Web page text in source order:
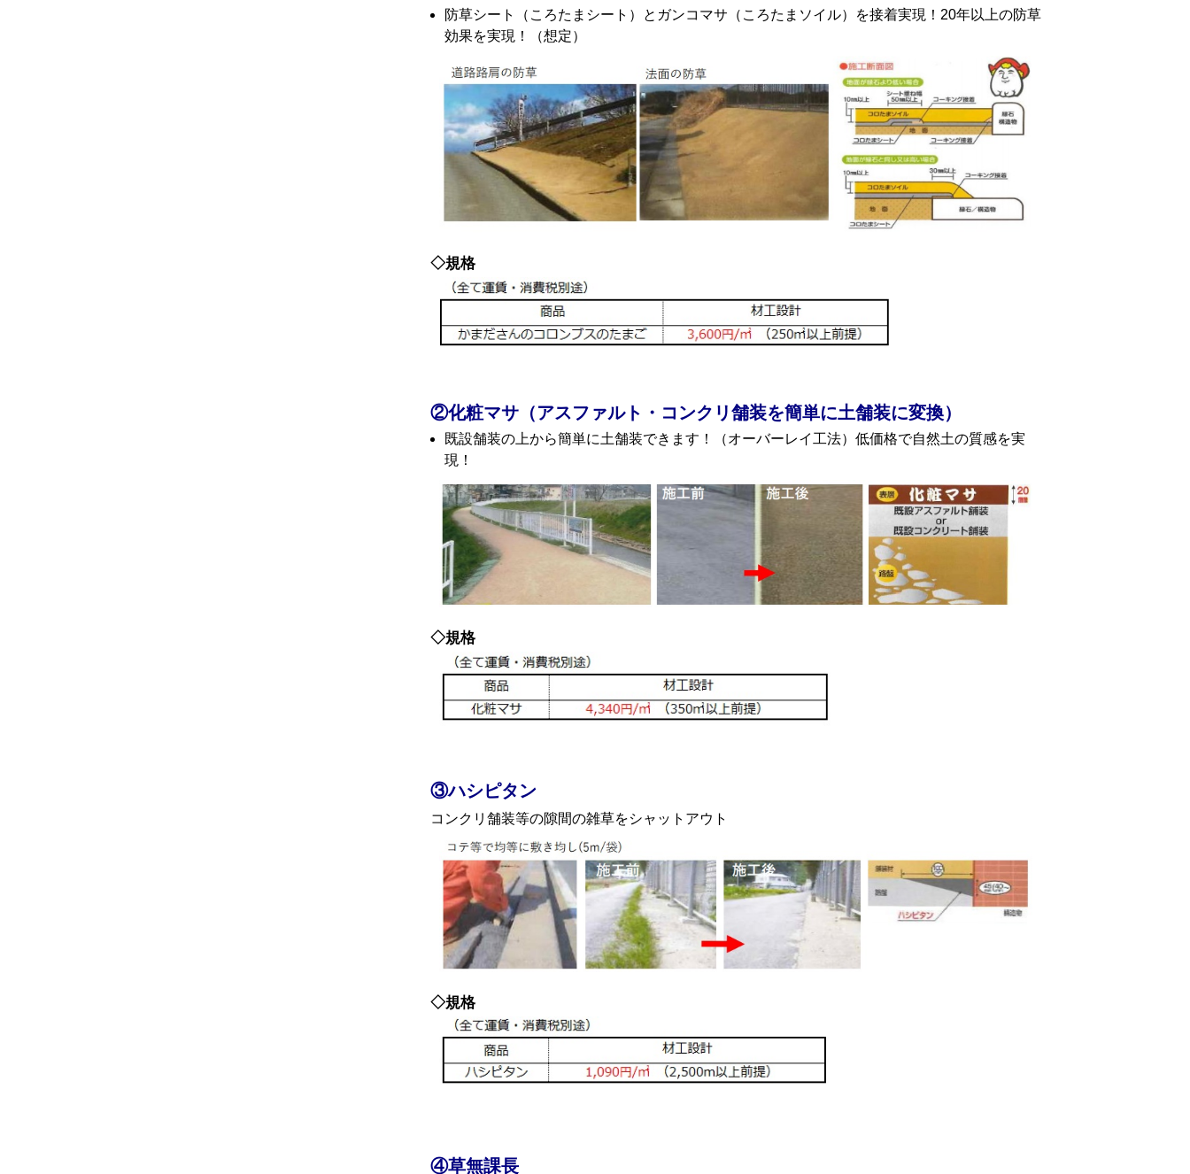
防草シート（ころたまシート）とガンコマサ（ころたまソイル）を接着実現！20年以上の防草
効果を実現！（想定）
◇規格
②化粧マサ（アスファルト・コンクリ舗装を簡単に土舗装に変換）
既設舗装の上から簡単に土舗装できます！（オーバーレイ工法）低価格で自然土の質感を実
現！
◇規格
③ハシピタン
コンクリ舗装等の隙間の雑草をシャットアウト
◇規格
④草無課長